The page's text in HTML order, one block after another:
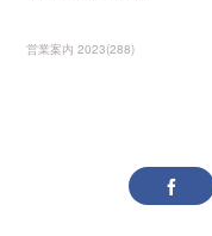
営業案内 2023(288)